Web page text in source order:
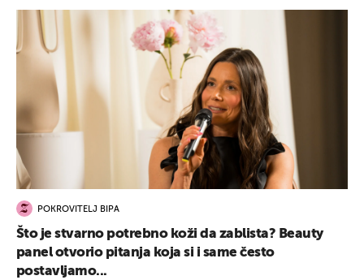
POKROVITELJ BIPA
Što je stvarno potrebno koži da zablista? Beauty
panel otvorio pitanja koja si i same često
postavljamo...